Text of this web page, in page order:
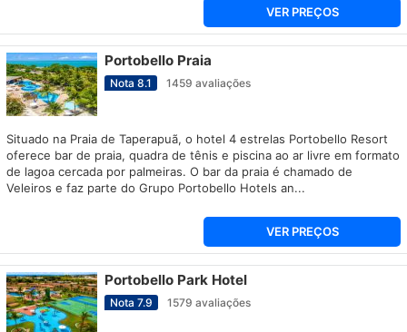
VER PREÇOS
Portobello Praia
Nota 8.1 1459 avaliações
Situado na Praia de Taperapuã, o hotel 4 estrelas Portobello Resort
oferece bar de praia, quadra de tênis e piscina ao ar livre em formato
de lagoa cercada por palmeiras. O bar da praia é chamado de
Veleiros e faz parte do Grupo Portobello Hotels an...
VER PREÇOS
Portobello Park Hotel
Nota 7.9 1579 avaliações